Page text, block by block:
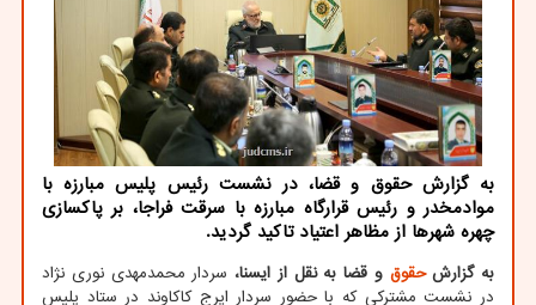
به گزارش حقوق و قضا، در نشست رئیس پلیس مبارزه با
موادمخدر و رئیس قرارگاه مبارزه با سرقت فراجا، بر پاکسازی
چهره شهرها از مظاهر اعتیاد تاکید گردید.
به گزارشحقوق و قضا به نقل از ایسنا، سردار محمدمهدی نوری نژاد
در نشست مشترکی که با حضور سردار ایرج کاکاوند در ستاد پلیس